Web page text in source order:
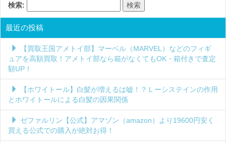
検索:
最近の投稿
【買取王国アメトイ部】マーベル（MARVEL）などのフィギ
ュアを高額買取！アメトイ部なら箱がなくてもOK・箱付きで査定
額UP！
【ホワイトール】白髪が増えるは嘘！？Ｌーシステインの作用
とホワイトールによる白髪の因果関係
ゼファルリン【公式】アマゾン（amazon）より19600円安く
買える公式での購入が絶対お得！